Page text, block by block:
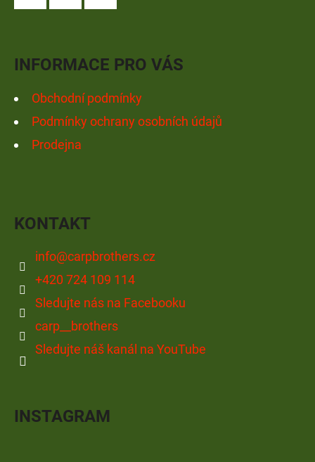
INFORMACE PRO VÁS
Obchodní podmínky
Podmínky ochrany osobních údajů
Prodejna
KONTAKT
info@carpbrothers.cz
+420 724 109 114
Sledujte nás na Facebooku
carp__brothers
Sledujte náš kanál na YouTube
INSTAGRAM